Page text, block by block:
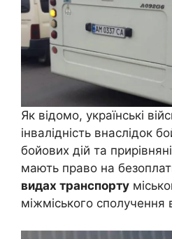
Як відомо, українські
інвалідність внаслідок
бойових дій та
мають право на
видах транспорту
міжміського сполучення